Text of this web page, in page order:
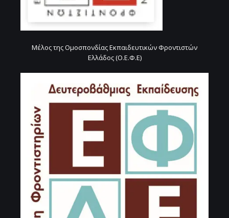
Μέλος της Ομοσπονδίας Εκπαιδευτικών Φροντιστών
Ελλάδος (Ο.Ε.Φ.Ε)